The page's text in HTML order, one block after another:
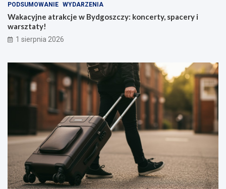
PODSUMOWANIE WYDARZENIA
Wakacyjne atrakcje w Bydgoszczy: koncerty, spacery i
warsztaty!
1 sierpnia 2026